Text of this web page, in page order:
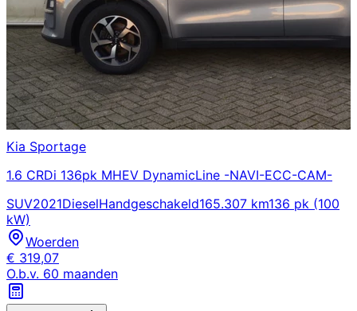
Kia Sportage
1.6 CRDi 136pk MHEV DynamicLine -NAVI-ECC-CAM-
SUV2021DieselHandgeschakeld165.307 km136 pk (100
kW)
Woerden
€ 319,07
O.b.v. 60 maanden